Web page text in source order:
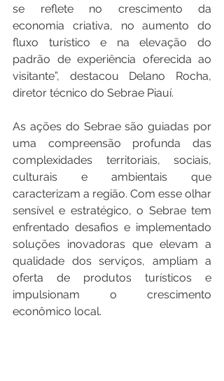
se reflete no crescimento da
economia criativa, no aumento do
fluxo turístico e na elevação do
padrão de experiência oferecida ao
visitante”, destacou Delano Rocha,
diretor técnico do Sebrae Piauí.
As ações do Sebrae são guiadas por
uma compreensão profunda das
complexidades territoriais, sociais,
culturais e ambientais que
caracterizam a região. Com esse olhar
sensível e estratégico, o Sebrae tem
enfrentado desafios e implementado
soluções inovadoras que elevam a
qualidade dos serviços, ampliam a
oferta de produtos turísticos e
impulsionam o crescimento
econômico local.